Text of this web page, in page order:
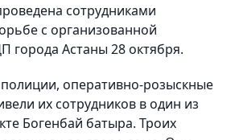
сотрудниками
с организованной
города Астаны 28 октября.
полиции, оперативно-розыскные
их сотрудников в один из
Богенбай батыра. Троих